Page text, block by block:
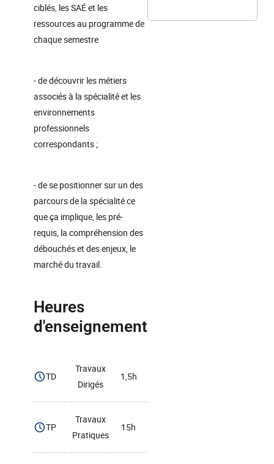
ciblés, les SAÉ et les
ressources au programme de
chaque semestre
- de découvrir les métiers
associés à la spécialité et les
environnements
professionnels
correspondants ;
- de se positionner sur un des
parcours de la spécialité ce
que ça implique, les pré-
requis, la compréhension des
débouchés et des enjeux, le
marché du travail.
Heures
d'enseignement
TD
Travaux
Dirigés
1,5h
TP
Travaux
Pratiques
15h